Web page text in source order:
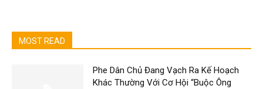
MOST READ
Phe Dân Chủ Đang Vạch Ra Kế Hoạch
Khác Thường Với Cơ Hội “Buộc Ông